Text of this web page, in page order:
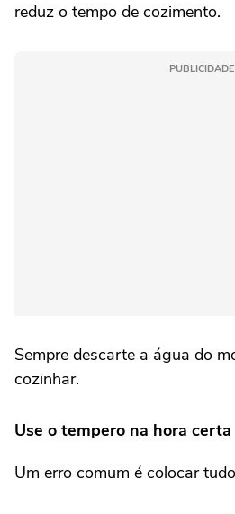
reduz o tempo de cozimento.
PUBLICIDADE
Sempre descarte a água do
cozinhar.
Use o tempero na hora certa
Um erro comum é colocar